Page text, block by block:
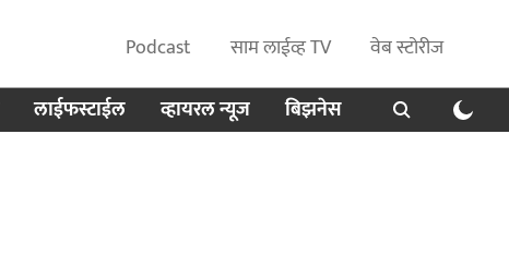
Podcast साम लाईव्ह TV
वेब स्टोरीज
लाईफस्टाईल व्हायरल न्यूज बिझनेस